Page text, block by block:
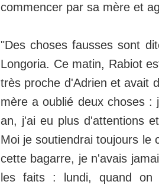
commencer par sa mère et
"Des choses fausses sont
Longoria. Ce matin, Rabiot
très proche d'Adrien et avait
mère a oublié deux choses :
an, j'ai eu plus d'attentions
Moi je soutiendrai toujours le
cette bagarre, je n'avais
les faits : lundi, quand on